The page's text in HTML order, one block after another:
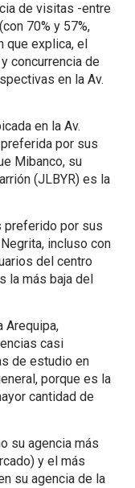
de visitas -entre
70% y 57%,
que explica, el
concurrencia de
en la Av.
en la Av.
por sus
Mibanco, su
(JLBYR) es la
preferido por sus
incluso con
del centro
la más baja del
Arequipa,
casi
de estudio en
porque es la
cantidad de
su agencia más
y el más
su agencia de la